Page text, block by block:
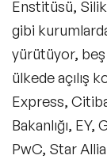
Enstitüsü,
gibi
yürütüyor, beş
ülkede açılış
Express,
Bakanlığı,
PwC, Star
İlham
Eğitim